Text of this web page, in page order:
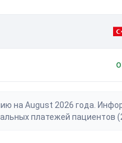
на August 2026 года.
платежей